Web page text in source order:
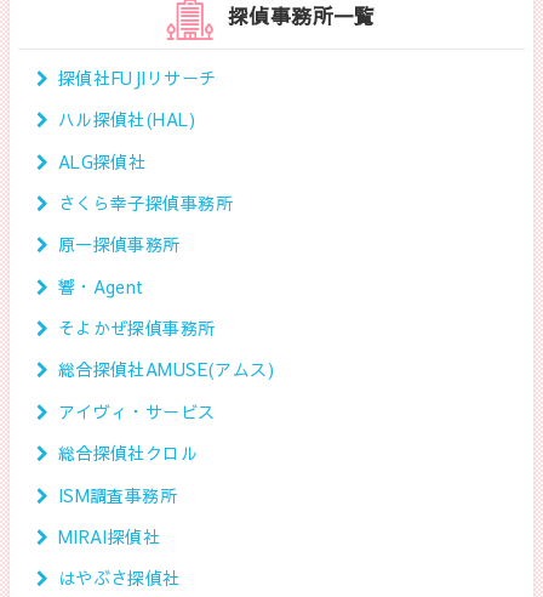
探偵事務所一覧
探偵社FUJIリサーチ
ハル探偵社(HAL)
ALG探偵社
さくら幸子探偵事務所
原一探偵事務所
響・Agent
そよかぜ探偵事務所
総合探偵社AMUSE(アムス)
アイヴィ・サービス
総合探偵社クロル
ISM調査事務所
MIRAI探偵社
はやぶさ探偵社